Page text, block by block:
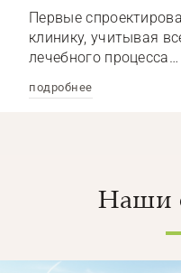
Первые
клинику, учитывая
лечебного процесса…
подробнее
Наши